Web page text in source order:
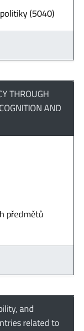
(5040)
THROUGH
AND
předmětů
and
related to